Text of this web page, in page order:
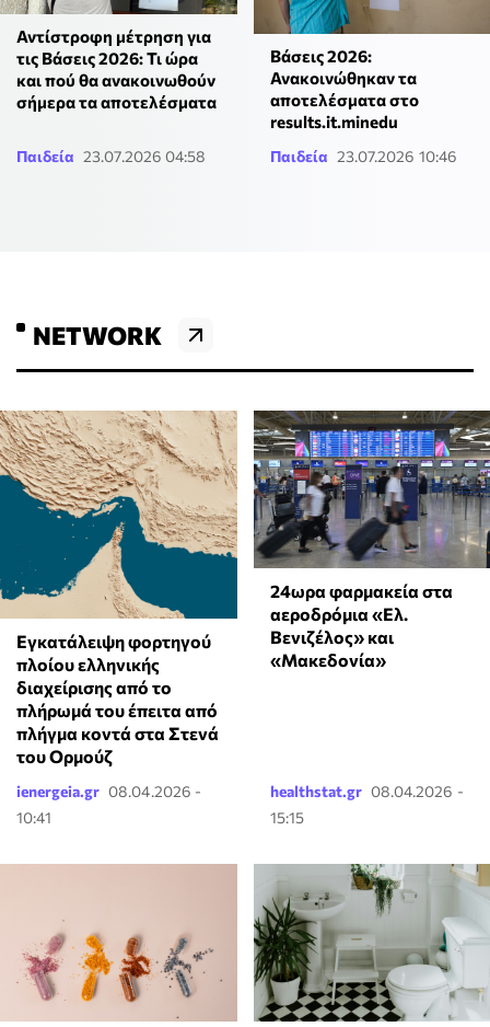
Αντίστροφη μέτρηση για
τις Βάσεις 2026: Τι ώρα
και πού θα ανακοινωθούν
σήμερα τα αποτελέσματα
Παιδεία 23.07.2026 04:58
Βάσεις 2026:
Ανακοινώθηκαν τα
αποτελέσματα στο
results.it.minedu
Παιδεία 23.07.2026 10:46
NETWORK
Εγκατάλειψη φορτηγού
πλοίου ελληνικής
διαχείρισης από το
πλήρωμά του έπειτα από
πλήγμα κοντά στα Στενά
του Ορμούζ
ienergeia.gr 08.04.2026 -
10:41
24ωρα φαρμακεία στα
αεροδρόμια «Ελ.
Βενιζέλος» και
«Μακεδονία»
healthstat.gr 08.04.2026 -
15:15